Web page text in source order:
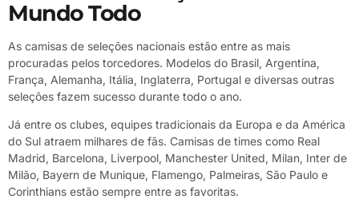
Mundo Todo
As camisas de seleções nacionais estão entre as mais
procuradas pelos torcedores. Modelos do Brasil, Argentina,
França, Alemanha, Itália, Inglaterra, Portugal e diversas outras
seleções fazem sucesso durante todo o ano.
Já entre os clubes, equipes tradicionais da Europa e da América
do Sul atraem milhares de fãs. Camisas de times como Real
Madrid, Barcelona, Liverpool, Manchester United, Milan, Inter de
Milão, Bayern de Munique, Flamengo, Palmeiras, São Paulo e
Corinthians estão sempre entre as favoritas.